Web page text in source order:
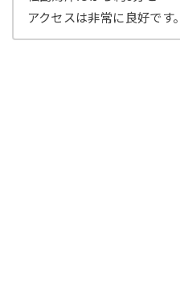
アクセスは非常に良好です。